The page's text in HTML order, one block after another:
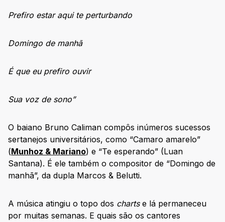
Prefiro estar aqui te perturbando
Domingo de manhã
É que eu prefiro ouvir
Sua voz de sono”
O baiano Bruno Caliman compôs inúmeros sucessos
sertanejos universitários, como “Camaro amarelo”
(Munhoz & Mariano) e “Te esperando” (Luan
Santana). É ele também o compositor de “Domingo de
manhã”, da dupla Marcos & Belutti.
A música atingiu o topo dos chartse lá permaneceu
por muitas semanas. E quais são os cantores